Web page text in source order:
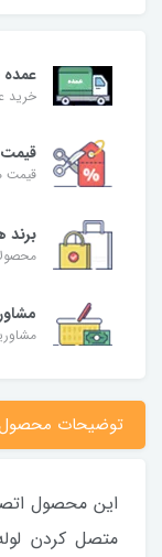
خرید
قیمت
توضیحات
این محصول
متصل کردن